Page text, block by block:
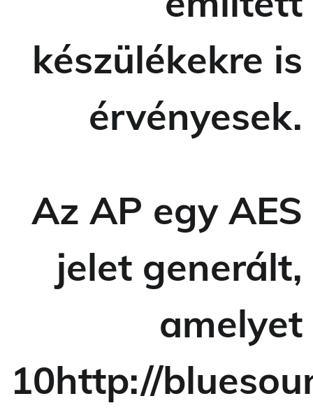
készülékekre is
érvényesek.
Az AP egy AES
jelet generált,
amelyet
10http://